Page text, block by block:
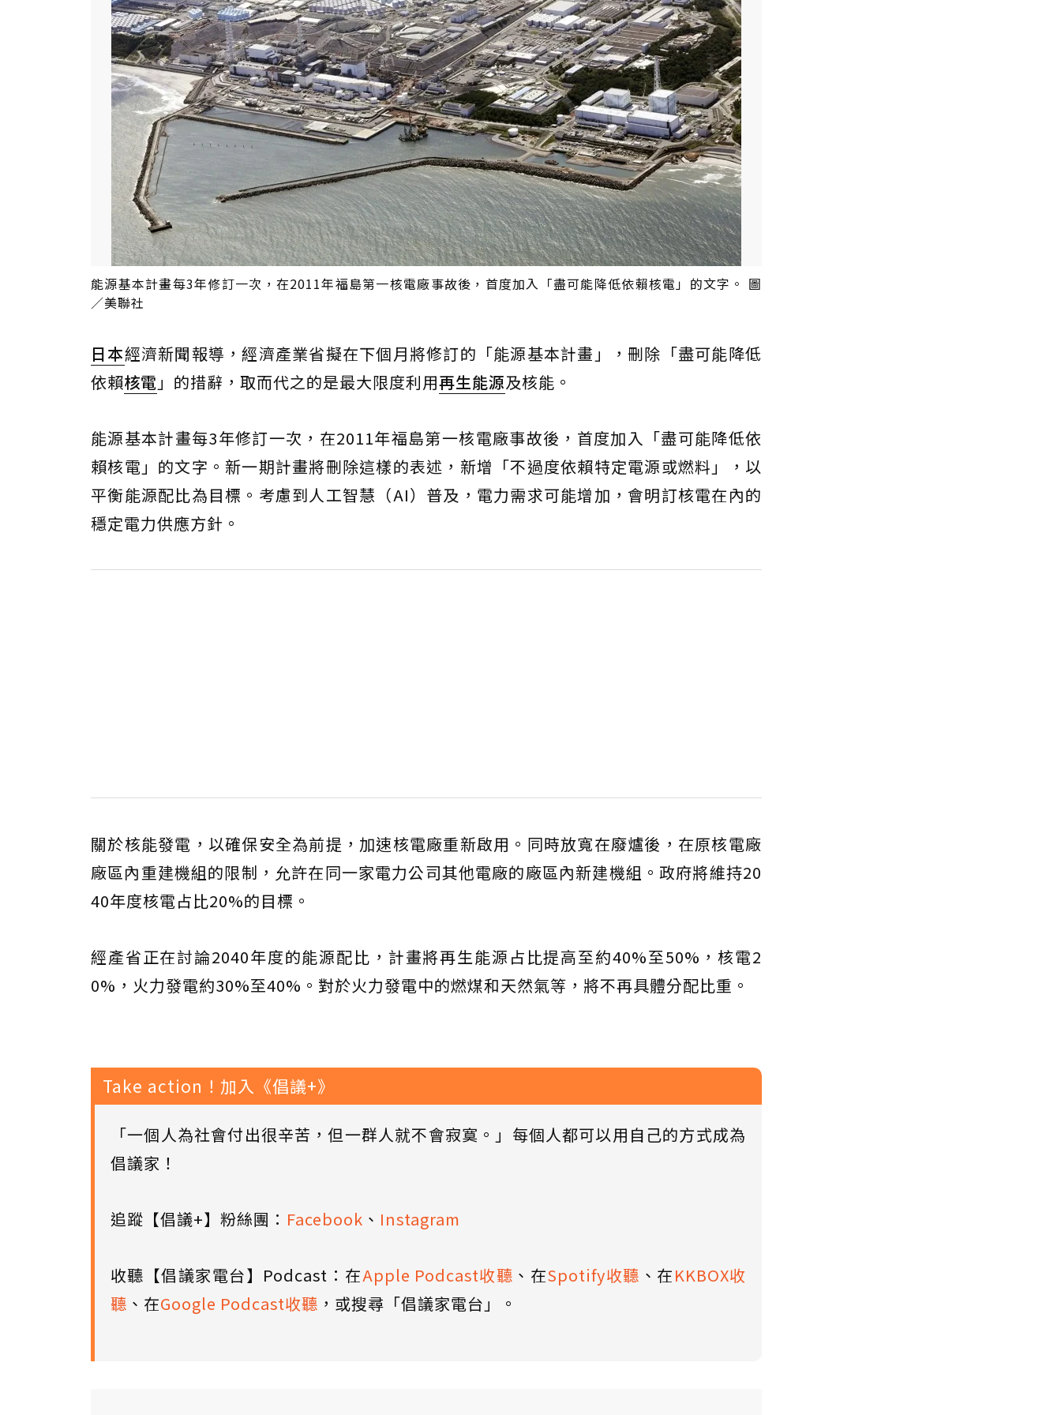
能源基本計畫每3年修訂一次，在2011年福島第一核電廠事故後，首度加入「盡可能降低依賴核電」的文字。 圖
／美聯社
日本經濟新聞報導，經濟產業省擬在下個月將修訂的「能源基本計畫」，刪除「盡可能降低
依賴核電 」的措辭，取而代之的是最大限度利用再生能源及核能。
能源基本計畫每3年修訂一次，在2011年福島第一核電廠事故後，首度加入「盡可能降低依
賴核電」的文字。新一期計畫將刪除這樣的表述，新增「不過度依賴特定電源或燃料」，以
平衡能源配比為目標。考慮到人工智慧（AI）普及，電力需求可能增加，會明訂核電在內的
穩定電力供應方針。
關於核能發電，以確保安全為前提，加速核電廠重新啟用。同時放寬在廢爐後，在原核電廠
廠區內重建機組的限制，允許在同一家電力公司其他電廠的廠區內新建機組。政府將維持20
40年度核電占比20%的目標。
經產省正在討論2040年度的能源配比，計畫將再生能源占比提高至約40%至50%，核電2
0%，火力發電約30%至40%。對於火力發電中的燃煤和天然氣等，將不再具體分配比重。
Take action！加入《倡議+》
「一個人為社會付出很辛苦，但一群人就不會寂寞。」每個人都可以用自己的方式成為
倡議家！
追蹤【倡議+】粉絲團： Facebook 、 Instagram
收聽【倡議家電台】Podcast：在Apple Podcast收聽 、在Spotify收聽 、在KKBOX收
聽 、在Google Podcast收聽 ，或搜尋「倡議家電台」。